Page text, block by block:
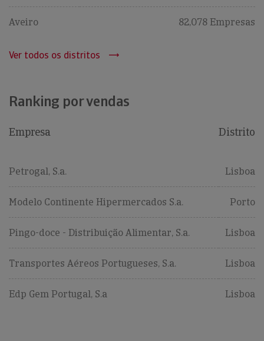
Aveiro 82,078 Empresas
Ver todos os distritos
Ranking por vendas
Empresa Distrito
Petrogal, S.a. Lisboa
Modelo Continente Hipermercados S.a. Porto
Pingo-doce - Distribuição Alimentar, S.a. Lisboa
Transportes Aéreos Portugueses, S.a. Lisboa
Edp Gem Portugal, S.a Lisboa